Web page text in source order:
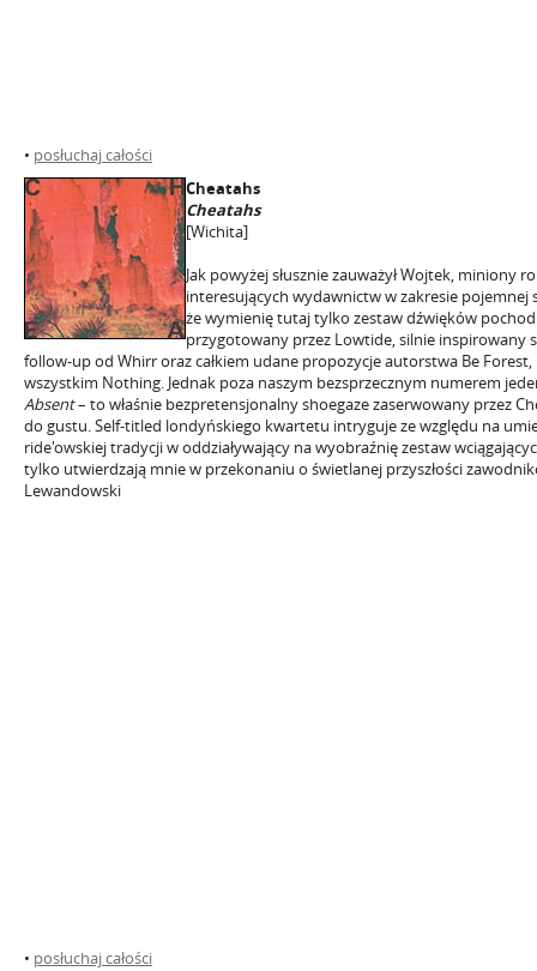
• posłuchaj całości
Cheatahs
Cheatahs
[Wichita]
Jak powyżej słusznie zauważył Wojtek, miniony
interesujących wydawnictw w zakresie
że wymienię tutaj tylko zestaw dźwięków
przygotowany przez Lowtide, silnie inspirowany
follow-up od Whirr oraz całkiem udane propozycje autorstwa Be Forest,
wszystkim Nothing. Jednak poza naszym bezsprzecznym numerem
Absent– to właśnie bezpretensjonalny shoegaze zaserwowany przez
do gustu. Self-titled londyńskiego kwartetu intryguje ze względu na
ride'owskiej tradycji w oddziaływający na wyobraźnię zestaw
tylko utwierdzają mnie w przekonaniu o świetlanej przyszłości
Lewandowski
• posłuchaj całości